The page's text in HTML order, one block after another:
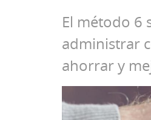
El método 6
administrar
ahorrar y